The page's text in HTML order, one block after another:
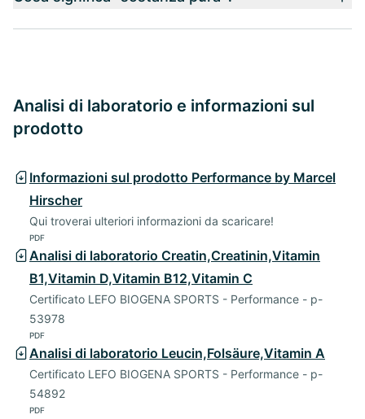
Analisi di laboratorio e informazioni sul
prodotto
Informazioni sul prodotto Performance by Marcel
Hirscher
Qui troverai ulteriori informazioni da scaricare!
PDF
Analisi di laboratorio Creatin,Creatinin,Vitamin
B1,Vitamin D,Vitamin B12,Vitamin C
Certificato LEFO BIOGENA SPORTS - Performance - p-
53978
PDF
Analisi di laboratorio Leucin,Folsäure,Vitamin A
Certificato LEFO BIOGENA SPORTS - Performance - p-
54892
PDF